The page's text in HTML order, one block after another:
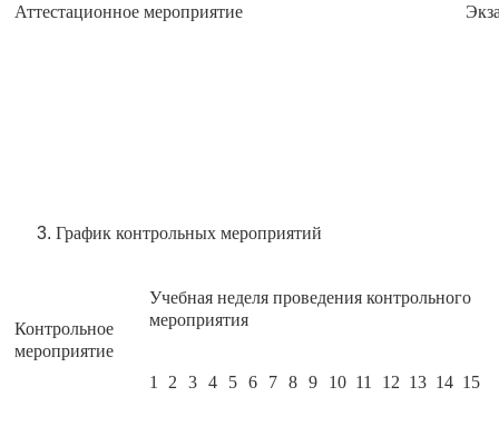
Аттестационное мероприятие
График контрольных мероприятий
Контрольное
мероприятие
Учебная неделя проведения контрольного
мероприятия
1 2 3 4 5 6 7 8 9 10 11 12 13 14 15